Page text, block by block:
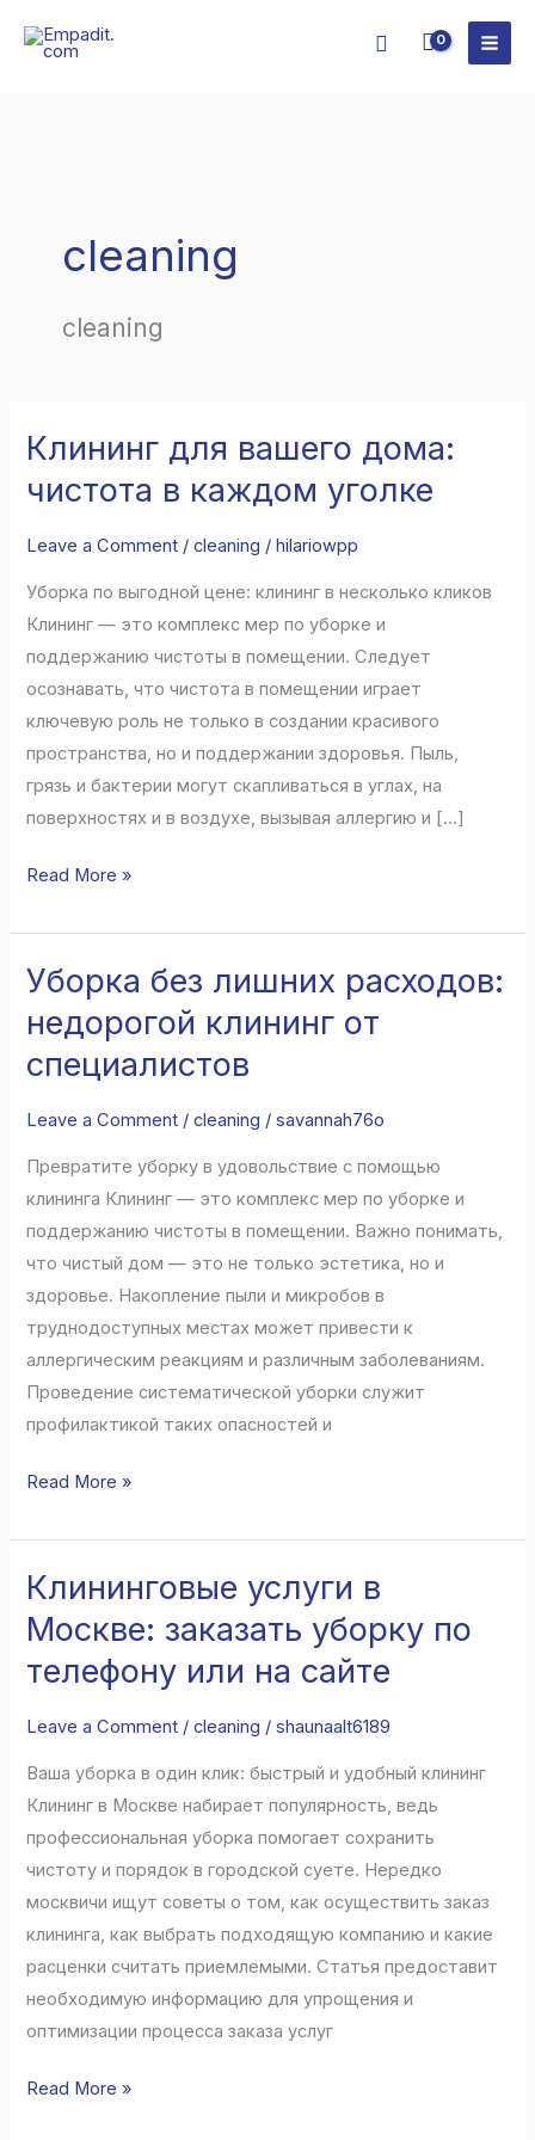
Search
cleaning
cleaning
Клининг для вашего дома:
чистота в каждом уголке
Leave a Comment /cleaning /hilariowpp
Уборка по выгодной цене: клининг в несколько кликов
Клининг — это комплекс мер по уборке и
поддержанию чистоты в помещении. Следует
осознавать, что чистота в помещении играет
ключевую роль не только в создании красивого
пространства, но и поддержании здоровья. Пыль,
грязь и бактерии могут скапливаться в углах, на
поверхностях и в воздухе, вызывая аллергию и […]
Клининг
вашего
дома:
в
каждом
уголке
Read More »
Уборка без лишних расходов:
недорогой клининг от
специалистов
Leave a Comment /cleaning /savannah76o
Превратите уборку в удовольствие с помощью
клининга Клининг — это комплекс мер по уборке и
поддержанию чистоты в помещении. Важно понимать,
что чистый дом — это не только эстетика, но и
здоровье. Накопление пыли и микробов в
труднодоступных местах может привести к
аллергическим реакциям и различным заболеваниям.
Проведение систематической уборки служит
профилактикой таких опасностей и
Уборка
лишних
расходов:
от
специалистов
Read More »
Клининговые услуги в
Москве: заказать уборку по
телефону или на сайте
Leave a Comment /cleaning /shaunaalt6189
Ваша уборка в один клик: быстрый и удобный клининг
Клининг в Москве набирает популярность, ведь
профессиональная уборка помогает сохранить
чистоту и порядок в городской суете. Нередко
москвичи ищут советы о том, как осуществить заказ
клининга, как выбрать подходящую компанию и какие
расценки считать приемлемыми. Статья предоставит
необходимую информацию для упрощения и
оптимизации процесса заказа услуг
Клининговые
услуги
в
Москве:
по
телефону
или
на
сайте
Read More »